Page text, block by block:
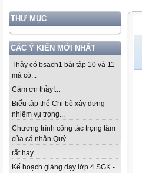
THƯ MỤC
CÁC Ý KIẾN MỚI NHẤT
Thầy có bsach1 bài tập 10 và 11
mà có...
Cảm ơn thầy!...
Biểu tập thể Chi bộ xây dựng
nhiệm vụ trọng...
Chương trình công tác trọng tâm
của cá nhân Quý...
rất hay...
Kế hoạch giảng dạy lớp 4 SGK -